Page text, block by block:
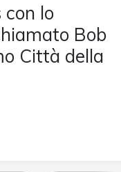
con lo
Bob
Città della